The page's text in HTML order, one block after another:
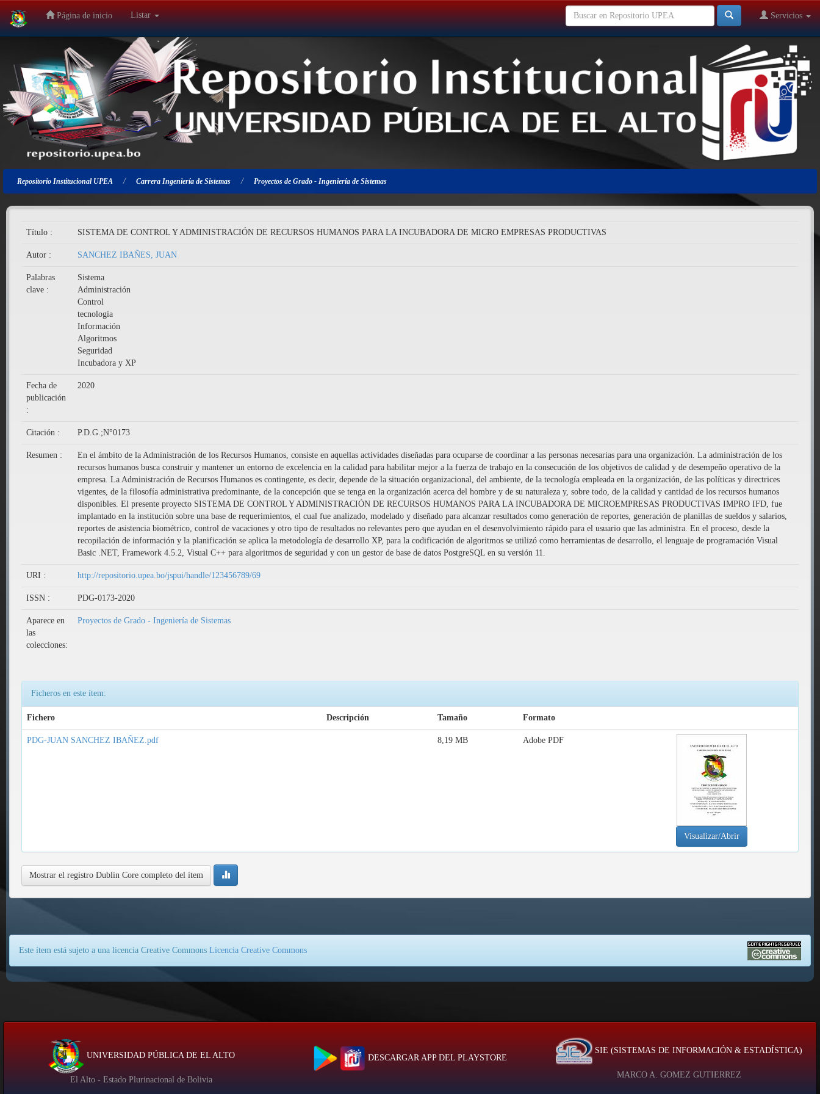
Salir
navegación
Página de inicio Listar Servicios
Repositorio Institucional UPEA Carrera Ingeniería de Sistemas Proyectos de Grado - Ingeniería de Sistemas
Título : SISTEMA DE CONTROL Y ADMINISTRACIÓN DE RECURSOS HUMANOS PARA LA INCUBADORA DE MICRO EMPRESAS PRODUCTIVAS
Autor : SANCHEZ IBAÑES, JUAN
Palabras
clave :
Sistema
Administración
Control
tecnología
Información
Algoritmos
Seguridad
Incubadora y XP
Fecha de
publicación
:
2020
Citación : P.D.G.;N°0173
Resumen :
En el ámbito de la Administración de los Recursos Humanos, consiste en aquellas actividades diseñadas para ocuparse de coordinar a las personas necesarias para una organización. La administración de los
recursos humanos busca construir y mantener un entorno de excelencia en la calidad para habilitar mejor a la fuerza de trabajo en la consecución de los objetivos de calidad y de desempeño operativo de la
empresa. La Administración de Recursos Humanos es contingente, es decir, depende de la situación organizacional, del ambiente, de la tecnología empleada en la organización, de las políticas y directrices
vigentes, de la filosofía administrativa predominante, de la concepción que se tenga en la organización acerca del hombre y de su naturaleza y, sobre todo, de la calidad y cantidad de los recursos humanos
disponibles. El presente proyecto SISTEMA DE CONTROL Y ADMINISTRACIÓN DE RECURSOS HUMANOS PARA LA INCUBADORA DE MICROEMPRESAS PRODUCTIVAS IMPRO IFD, fue
implantado en la institución sobre una base de requerimientos, el cual fue analizado, modelado y diseñado para alcanzar resultados como generación de reportes, generación de planillas de sueldos y salarios,
reportes de asistencia biométrico, control de vacaciones y otro tipo de resultados no relevantes pero que ayudan en el desenvolvimiento rápido para el usuario que las administra. En el proceso, desde la
recopilación de información y la planificación se aplica la metodología de desarrollo XP, para la codificación de algoritmos se utilizó como herramientas de desarrollo, el lenguaje de programación Visual
Basic .NET, Framework 4.5.2, Visual C++ para algoritmos de seguridad y con un gestor de base de datos PostgreSQL en su versión 11.
URI : http://repositorio.upea.bo/jspui/handle/123456789/69
ISSN : PDG-0173-2020
Aparece en
las
colecciones:
Proyectos de Grado - Ingeniería de Sistemas
Ficheros en este ítem:
Fichero Descripción Tamaño Formato
PDG-JUAN SANCHEZ IBAÑEZ.pdf 8,19 MB Adobe PDF
Visualizar/Abrir
Mostrar el registro Dublin Core completo del ítem
Este ítem está sujeto a una licencia Creative Commons Licencia Creative Commons
UNIVERSIDAD PÚBLICA DE EL ALTO
El Alto - Estado Plurinacional de Bolivia
DESCARGAR APP DEL PLAYSTORE
SIE (SISTEMAS DE INFORMACIÓN & ESTADÍSTICA)
MARCO A. GOMEZ GUTIERREZ